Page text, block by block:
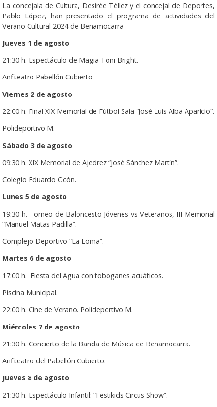
La concejala de Cultura, Desirée Téllez y el concejal de Deportes,
Pablo López, han presentado el programa de actividades del
Verano Cultural 2024 de Benamocarra.
Jueves 1 de agosto
21:30 h. Espectáculo de Magia Toni Bright.
Anfiteatro Pabellón Cubierto.
Viernes 2 de agosto
22:00 h. Final XIX Memorial de Fútbol Sala “José Luis Alba Aparicio”.
Polideportivo M.
Sábado 3 de agosto
09:30 h. XIX Memorial de Ajedrez “José Sánchez Martín”.
Colegio Eduardo Ocón.
Lunes 5 de agosto
19:30 h. Torneo de Baloncesto Jóvenes vs Veteranos, III Memorial
“Manuel Matas Padilla”.
Complejo Deportivo “La Loma”.
Martes 6 de agosto
17:00 h. Fiesta del Agua con toboganes acuáticos.
Piscina Municipal.
22:00 h. Cine de Verano. Polideportivo M.
Miércoles 7 de agosto
21:30 h. Concierto de la Banda de Música de Benamocarra.
Anfiteatro del Pabellón Cubierto.
Jueves 8 de agosto
21:30 h. Espectáculo Infantil: “Festikids Circus Show”.